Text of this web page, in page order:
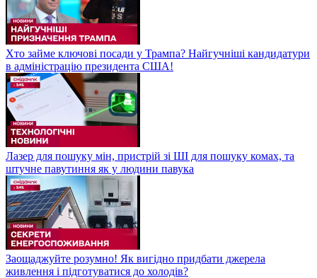
Хто займе ключові посади у Трампа? Найгучніші кандидатури
в адміністрацію президента США!
Лазер для пошуку мін, пристрій зі ШІ для пошуку комах, та
штучне павутиння як у людини павука
Заощаджуйте розумно! Як вигідно придбати джерела
живлення і підготуватися до холодів?